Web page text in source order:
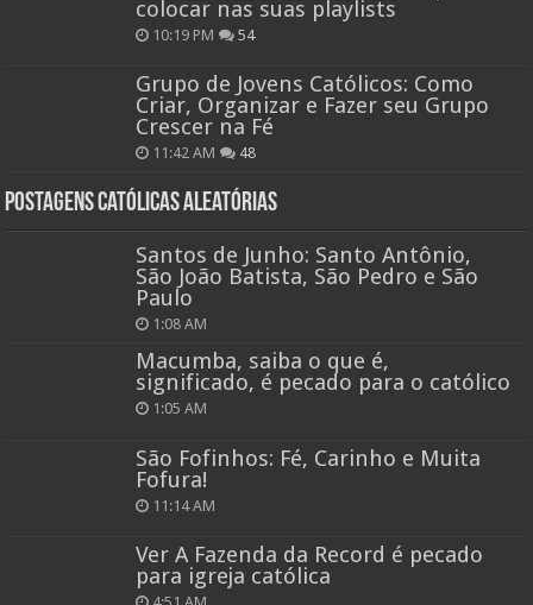
colocar nas suas playlists
10:19 PM 54
Grupo de Jovens Católicos: Como
Criar, Organizar e Fazer seu Grupo
Crescer na Fé
11:42 AM 48
Postagens católicas aleatórias
Santos de Junho: Santo Antônio,
São João Batista, São Pedro e São
Paulo
1:08 AM
Macumba, saiba o que é,
significado, é pecado para o católico
1:05 AM
São Fofinhos: Fé, Carinho e Muita
Fofura!
11:14 AM
Ver A Fazenda da Record é pecado
para igreja católica